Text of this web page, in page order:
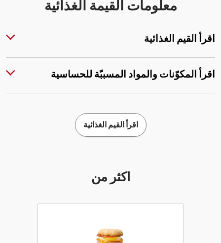
معلومات القيمة الغذائية
اقرأ القيم الغذائية
اقرأ المكوّنات والمواد المسببّة للحساسية
اقرأ القيم الغذائية
أكثر من